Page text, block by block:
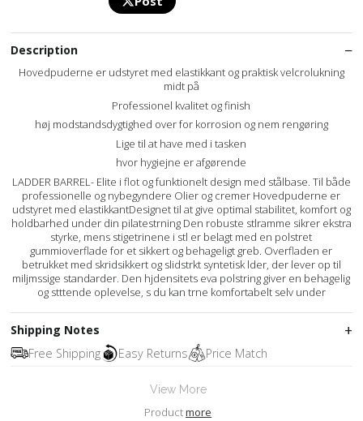
Description
Hovedpuderne er udstyret med elastikkant og praktisk velcrolukning
midt på
Professionel kvalitet og finish
høj modstandsdygtighed over for korrosion og nem rengøring
Lige til at have med i tasken
hvor hygiejne er afgørende
LADDER BARREL- Elite i flot og funktionelt design med stålbase. Til både
professionelle og nybegyndere Olier og cremer Hovedpuderne er
udstyret med elastikkantDesignet til at give optimal stabilitet, komfort og
holdbarhed under din pilatestrning Den robuste stlramme sikrer ekstra
styrke, mens stigetrinene i stl er belagt med en polstret
gummioverflade for et sikkert og behageligt greb. Overfladen er
betrukket med skridsikkert og slidstrkt syntetisk lder, der lever op til
miljmssige standarder. Den hjdensitets eva polstring giver en behagelig
og stttende oplevelse, s du kan trne komfortabelt selv under
Shipping Notes
Free Shipping
Easy Returns Price Match
View More
Productmore